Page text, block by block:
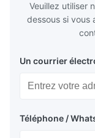
Veuillez utiliser
dessous si vous
Un courrier
Téléphone /